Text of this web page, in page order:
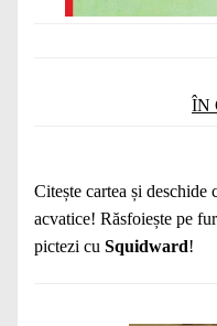
ÎN
Citește cartea și deschide
acvatice! Răsfoiește pe
pictezi cu Squidward!